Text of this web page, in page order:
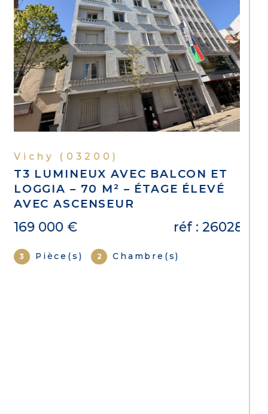
Vichy (03200)
T3 LUMINEUX AVEC BALCON ET
LOGGIA – 70 M² – ÉTAGE ÉLEVÉ
AVEC ASCENSEUR
169 000 € réf : 26028
3 Pièce(s) 2 Chambre(s)